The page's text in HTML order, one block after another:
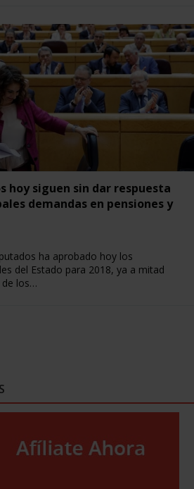
hoy siguen sin dar respuesta
demandas en pensiones y
ha aprobado hoy los
del Estado para 2018, ya a mitad
de los…